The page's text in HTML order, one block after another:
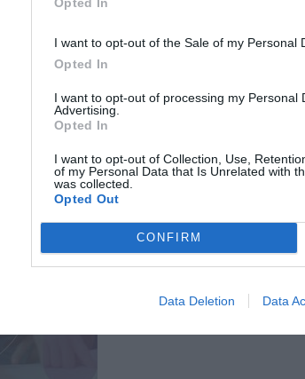
I want to opt-out of the Sale of my Personal
Opted In
I want to opt-out of processing my Personal
Advertising.
Opted In
I want to opt-out of Collection, Use,
of my Personal Data that Is Unrelated with
was collected.
Opted Out
CONFIRM
Data Deletion Data